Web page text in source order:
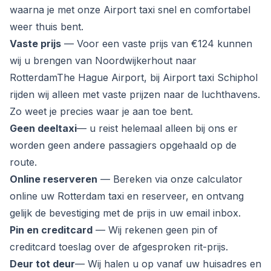
waarna je met onze Airport taxi snel en comfortabel
weer thuis bent.
Vaste prijs — Voor een vaste prijs van €124 kunnen
wij u brengen van Noordwijkerhout naar
RotterdamThe Hague Airport, bij Airport taxi Schiphol
rijden wij alleen met vaste prijzen naar de luchthavens.
Zo weet je precies waar je aan toe bent.
Geen deeltaxi— u reist helemaal alleen bij ons er
worden geen andere passagiers opgehaald op de
route.
Online reserveren — Bereken via onze calculator
online uw Rotterdam taxi en reserveer, en ontvang
gelijk de bevestiging met de prijs in uw email inbox.
Pin en creditcard — Wij rekenen geen pin of
creditcard toeslag over de afgesproken rit-prijs.
Deur tot deur— Wij halen u op vanaf uw huisadres en